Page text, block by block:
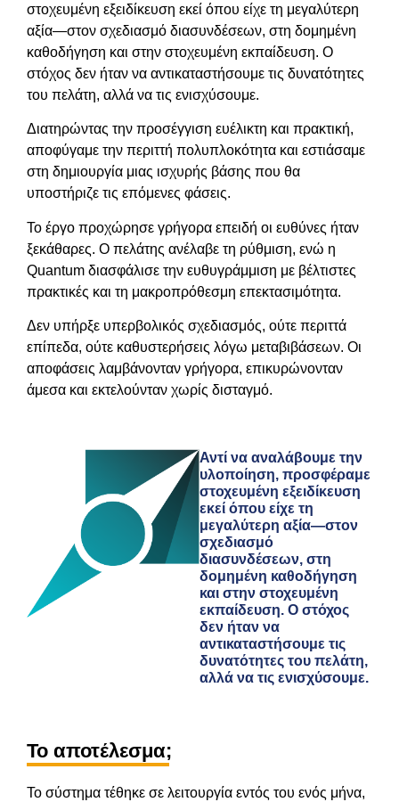
στοχευμένη εξειδίκευση εκεί όπου είχε τη μεγαλύτερη
αξία—στον σχεδιασμό διασυνδέσεων, στη δομημένη
καθοδήγηση και στην στοχευμένη εκπαίδευση. Ο
στόχος δεν ήταν να αντικαταστήσουμε τις δυνατότητες
του πελάτη, αλλά να τις ενισχύσουμε.
Διατηρώντας την προσέγγιση ευέλικτη και πρακτική,
αποφύγαμε την περιττή πολυπλοκότητα και εστιάσαμε
στη δημιουργία μιας ισχυρής βάσης που θα
υποστήριζε τις επόμενες φάσεις.
Το έργο προχώρησε γρήγορα επειδή οι ευθύνες ήταν
ξεκάθαρες. Ο πελάτης ανέλαβε τη ρύθμιση, ενώ η
Quantum διασφάλισε την ευθυγράμμιση με βέλτιστες
πρακτικές και τη μακροπρόθεσμη επεκτασιμότητα.
Δεν υπήρξε υπερβολικός σχεδιασμός, ούτε περιττά
επίπεδα, ούτε καθυστερήσεις λόγω μεταβιβάσεων. Οι
αποφάσεις λαμβάνονταν γρήγορα, επικυρώνονταν
άμεσα και εκτελούνταν χωρίς δισταγμό.
Αντί να αναλάβουμε την
υλοποίηση, προσφέραμε
στοχευμένη εξειδίκευση
εκεί όπου είχε τη
μεγαλύτερη αξία—στον
σχεδιασμό
διασυνδέσεων, στη
δομημένη καθοδήγηση
και στην στοχευμένη
εκπαίδευση. Ο στόχος
δεν ήταν να
αντικαταστήσουμε τις
δυνατότητες του πελάτη,
αλλά να τις ενισχύσουμε.
Το αποτέλεσμα;
Το σύστημα τέθηκε σε λειτουργία εντός του ενός μήνα,